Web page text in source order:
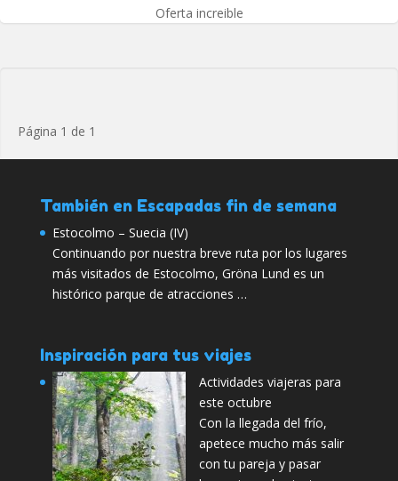
Oferta increible
Página 1 de 1
También en Escapadas fin de semana
Estocolmo – Suecia (IV)
Continuando por nuestra breve ruta por los lugares
más visitados de Estocolmo, Gröna Lund es un
histórico parque de atracciones …
Inspiración para tus viajes
Actividades viajeras para
este octubre
Con la llegada del frío,
apetece mucho más salir
con tu pareja y pasar